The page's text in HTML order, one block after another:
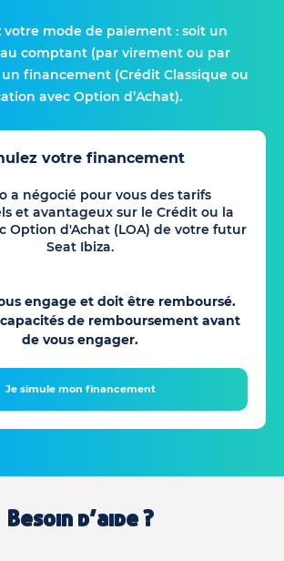
votre mode de paiement : soit un
comptant (par virement ou par
financement (Crédit Classique ou
avec Option d’Achat).
votre financement
a négocié pour vous des tarifs
et avantageux sur le Crédit ou la
Option d'Achat (LOA) de votre futur
Seat Ibiza.
engage et doit être remboursé.
de remboursement avant
de vous engager.
Je simule mon financement
Besoin d’aide ?